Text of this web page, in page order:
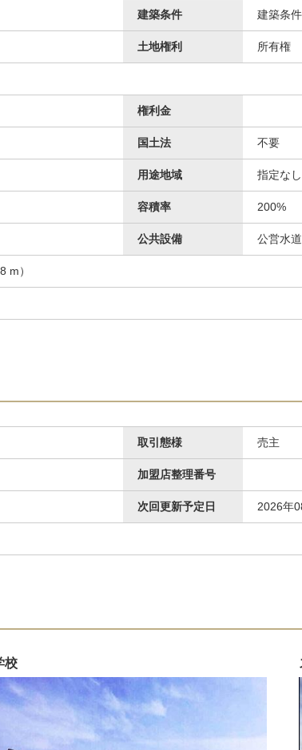
建築条件 建築条
土地権利 所有権
権利金
国土法 不要
用途地域 指定なし
容積率 200%
公共設備 公営水
m）
取引態様 売主
加盟店整理番号
次回更新予定日 2026年
校